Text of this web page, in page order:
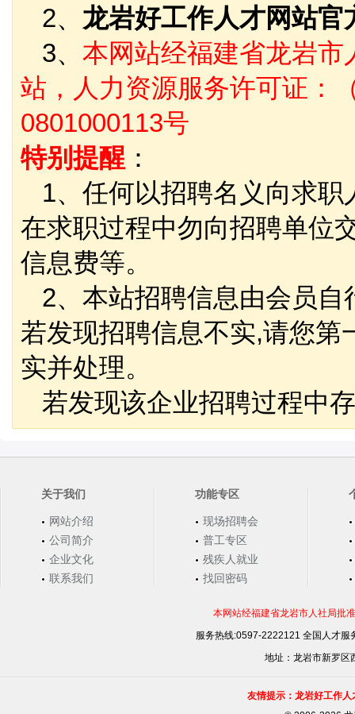
2、 龙岩好工作人才网站
3、 本网站经福建省龙岩
站，人力资源服务许可证：
0801000113号
特别提醒 ：
1、任何以招聘名义向求职
在求职过程中勿向招聘单位
信息费等。
2、本站招聘信息由会员自
若发现招聘信息不实,请您第
实并处理。
若发现该企业招聘过程中
关于我们
网站介绍
公司简介
企业文化
联系我们
功能专区
现场招聘会
普工专区
残疾人就业
找回密码
本网站经福建省龙岩市人社局批
服务热线:0597-2222121 全国人才
地址：龙岩市新罗区
友情提示：龙岩好工作